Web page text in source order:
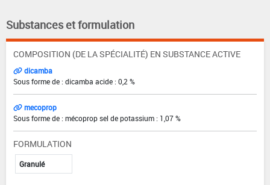
Substances et formulation
COMPOSITION (DE LA SPÉCIALITÉ) EN SUBSTANCE ACTIVE
dicamba
Sous forme de : dicamba acide : 0,2 %
mecoprop
Sous forme de : mécoprop sel de potassium : 1,07 %
FORMULATION
Granulé